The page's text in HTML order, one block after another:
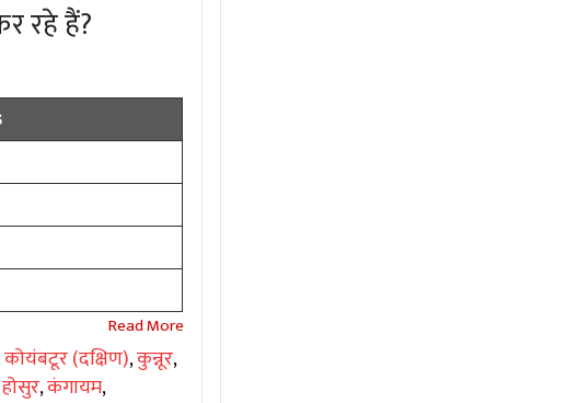
रहे हैं?
कोयंबटूर (दक्षिण),कुन्नूर,
होसुर,कंगायम,